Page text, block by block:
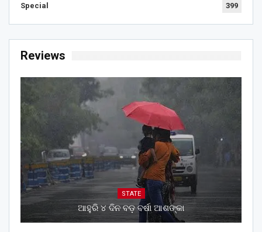
Special 399
Reviews
STATE
ଆହୁରି ୪ ଦିନ ବଡ଼ ବର୍ଷା ଆଶଙ୍କା